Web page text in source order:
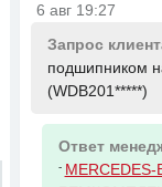
6 авг 19:27
Запрос
подшипником
(WDB201*****)
Ответ
-